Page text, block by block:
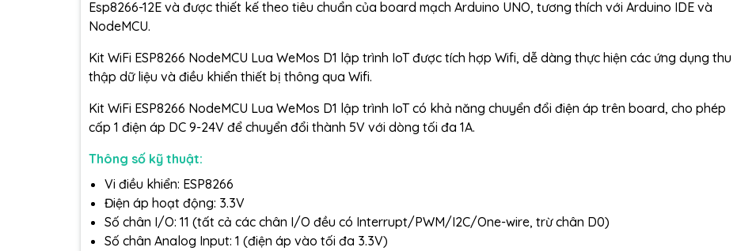
Esp8266-12E và được thiết kế theo tiêu chuẩn của board mạch Arduino UNO, tương thích với Arduino IDE và
NodeMCU.
Kit WiFi ESP8266 NodeMCU Lua WeMos D1 lập trình IoT được tích hợp Wifi, dễ dàng thực hiện các ứng dụng thu
thập dữ liệu và điều khiển thiết bị thông qua Wifi.
Kit WiFi ESP8266 NodeMCU Lua WeMos D1 lập trình IoT có khả năng chuyển đổi điện áp trên board, cho phép
cấp 1 điện áp DC 9-24V để chuyển đổi thành 5V với dòng tối đa 1A.
Thông số kỹ thuật:
Vi điều khiển: ESP8266
Điện áp hoạt động: 3.3V
Số chân I/O: 11 (tất cả các chân I/O đều có Interrupt/PWM/I2C/One-wire, trừ chân D0)
Số chân Analog Input: 1 (điện áp vào tối đa 3.3V)